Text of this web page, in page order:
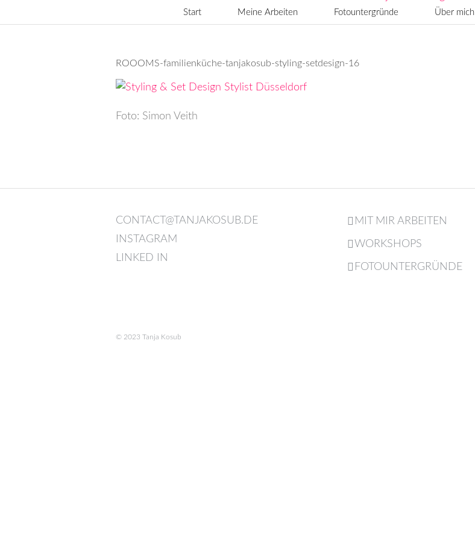
Inhalt
Start Meine Arbeiten Fotountergründe Über mich
ROOOMS-familienküche-tanjakosub-styling-setdesign-16
Foto: Simon Veith
CONTACT@TANJAKOSUB.DE
INSTAGRAM
LINKED IN
MIT MIR ARBEITEN
WORKSHOPS
FOTOUNTERGRÜNDE
© 2023 Tanja Kosub